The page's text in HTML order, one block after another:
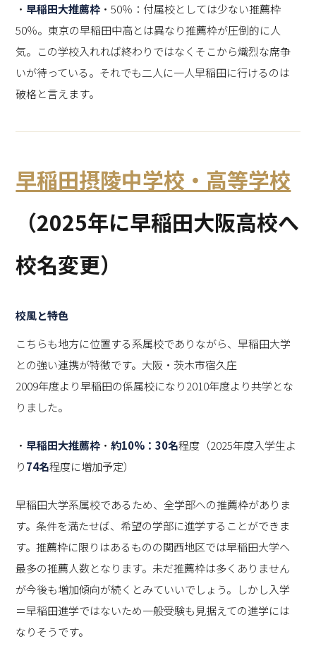
・ 早稲田大推薦枠 ・50％：付属校としては少ない推薦枠
50％。東京の早稲田中高とは異なり推薦枠が圧倒的に人
気。この学校入れれば終わりではなくそこから熾烈な席争
いが待っている。それでも二人に一人早稲田に行けるのは
破格と言えます。
早稲田摂陵中学校・高等学校
（2025年に早稲田大阪高校へ
校名変更）
校風と特色
こちらも地方に位置する系属校でありながら、早稲田大学
との強い連携が特徴です。大阪・茨木市宿久庄
2009年度より早稲田の係属校になり2010年度より共学とな
りました。
・ 早稲田大推薦枠 ・約10%：30名程度（2025年度入学生よ
り74名程度に増加予定）
早稲田大学系属校であるため、全学部への推薦枠がありま
す。条件を満たせば、希望の学部に進学することができま
す。推薦枠に限りはあるものの関西地区では早稲田大学へ
最多の推薦人数となります。未だ推薦枠は多くありません
が今後も増加傾向が続くとみていいでしょう。しかし入学
＝早稲田進学ではないため一般受験も見据えての進学には
なりそうです。